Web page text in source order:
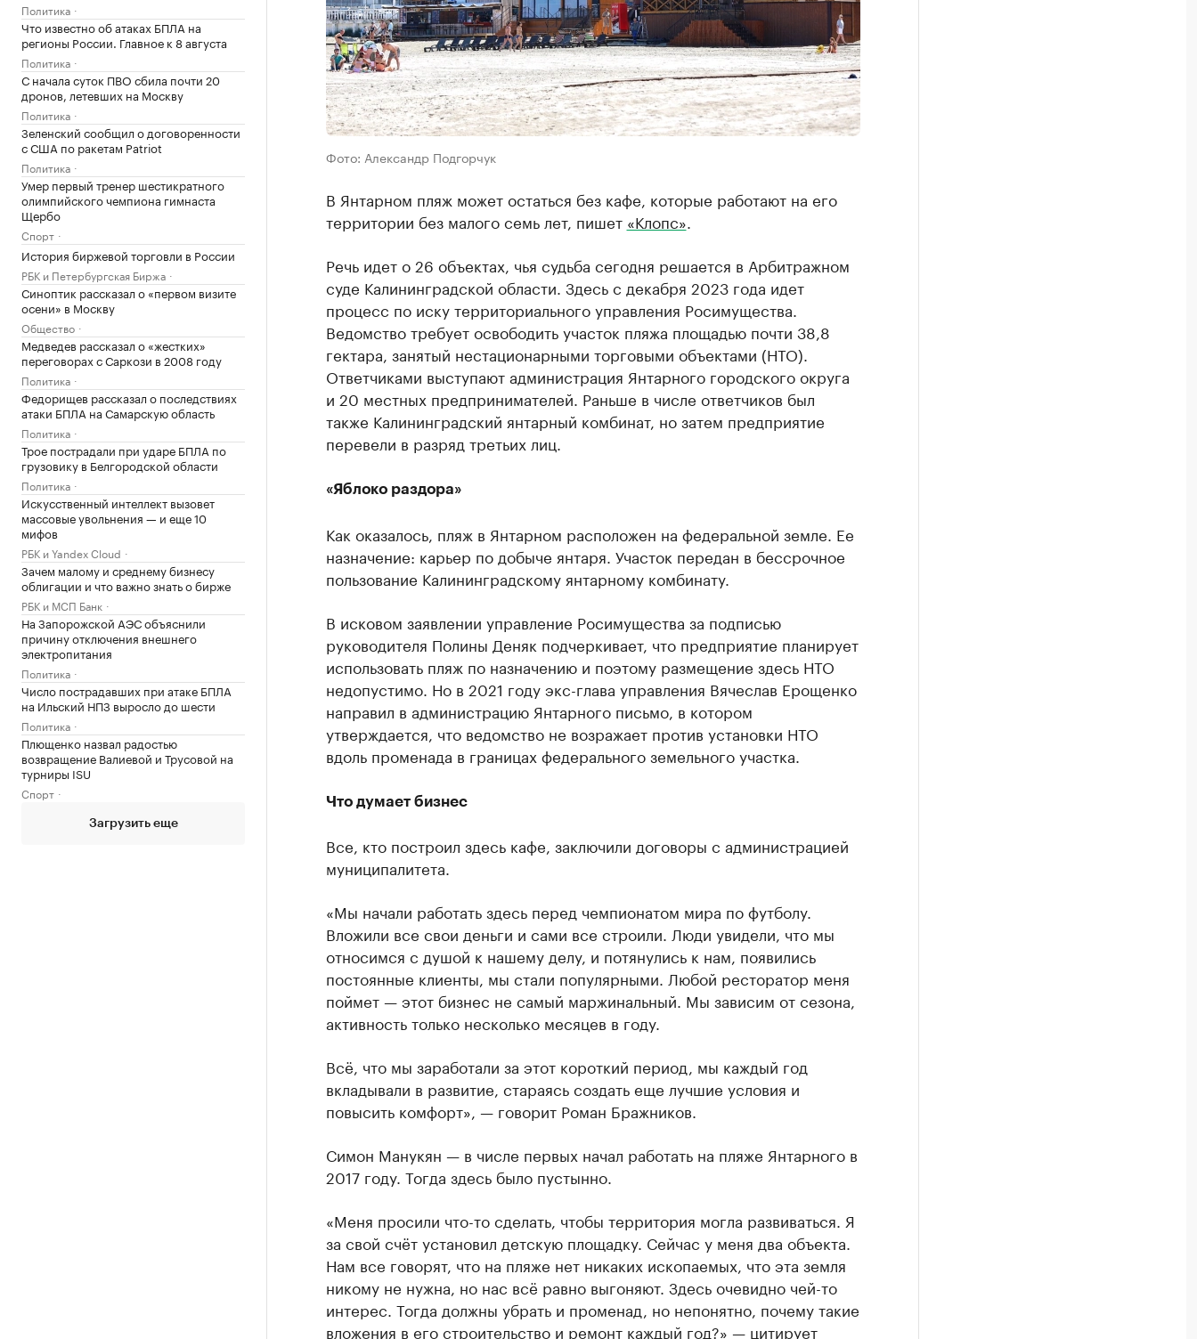
Политика
Что известно об атаках БПЛА на
регионы России. Главное к 8 августа
Политика
С начала суток ПВО сбила почти 20
дронов, летевших на Москву
Политика
Зеленский сообщил о договоренности
с США по ракетам Patriot
Политика
Умер первый тренер шестикратного
олимпийского чемпиона гимнаста
Щербо
Спорт
История биржевой торговли в России
РБК и Петербургская Биржа
Синоптик рассказал о «первом визите
осени» в Москву
Общество
Медведев рассказал о «жестких»
переговорах с Саркози в 2008 году
Политика
Федорищев рассказал о последствиях
атаки БПЛА на Самарскую область
Политика
Трое пострадали при ударе БПЛА по
грузовику в Белгородской области
Политика
Искусственный интеллект вызовет
массовые увольнения — и еще 10
мифов
РБК и Yandex Cloud
Зачем малому и среднему бизнесу
облигации и что важно знать о бирже
РБК и МСП Банк
На Запорожской АЭС объяснили
причину отключения внешнего
электропитания
Политика
Число пострадавших при атаке БПЛА
на Ильский НПЗ выросло до шести
Политика
Плющенко назвал радостью
возвращение Валиевой и Трусовой на
турниры ISU
Спорт
Загрузить еще
Фото: Александр Подгорчук
В Янтарном пляж может остаться без кафе, которые работают на его
территории без малого семь лет, пишет «Клопс»
Речь идет о 26 объектах, чья судьба сегодня решается в Арбитражном
суде Калининградской области. Здесь с декабря 2023 года идет
процесс по иску территориального управления Росимущества.
Ведомство требует освободить участок пляжа площадью почти 38,8
гектара, занятый нестационарными торговыми объектами (НТО).
Ответчиками выступают администрация Янтарного городского округа
и 20 местных предпринимателей. Раньше в числе ответчиков был
также Калининградский янтарный комбинат, но затем предприятие
перевели в разряд третьих лиц.
«Яблоко раздора»
Как оказалось, пляж в Янтарном расположен на федеральной земле. Ее
назначение: карьер по добыче янтаря. Участок передан в бессрочное
пользование Калининградскому янтарному комбинату.
В исковом заявлении управление Росимущества за подписью
руководителя Полины Деняк подчеркивает, что предприятие планирует
использовать пляж по назначению и поэтому размещение здесь НТО
недопустимо. Но в 2021 году экс-глава управления Вячеслав Ерощенко
направил в администрацию Янтарного письмо, в котором
утверждается, что ведомство не возражает против установки НТО
вдоль променада в границах федерального земельного участка.
Что думает бизнес
Все, кто построил здесь кафе, заключили договоры с администрацией
муниципалитета.
«Мы начали работать здесь перед чемпионатом мира по футболу.
Вложили все свои деньги и сами все строили. Люди увидели, что мы
относимся с душой к нашему делу, и потянулись к нам, появились
постоянные клиенты, мы стали популярными. Любой ресторатор меня
поймет — этот бизнес не самый маржинальный. Мы зависим от сезона,
активность только несколько месяцев в году.
Всё, что мы заработали за этот короткий период, мы каждый год
вкладывали в развитие, стараясь создать еще лучшие условия и
повысить комфорт», — говорит Роман Бражников.
Симон Манукян — в числе первых начал работать на пляже Янтарного в
2017 году. Тогда здесь было пустынно.
«Меня просили что-то сделать, чтобы территория могла развиваться. Я
за свой счёт установил детскую площадку. Сейчас у меня два объекта.
Нам все говорят, что на пляже нет никаких ископаемых, что эта земля
никому не нужна, но нас всё равно выгоняют. Здесь очевидно чей-то
интерес. Тогда должны убрать и променад, но непонятно, почему такие
вложения в его строительство и ремонт каждый год?» — цитирует